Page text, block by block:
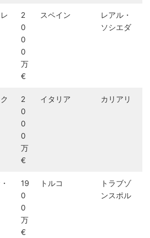
2
0
0
0
万
€
スペイン
レアル・
ソシエダ
2
0
0
0
万
€
イタリア カリアリ
19
0
0
万
€
トルコ
トラブゾ
ンスポル